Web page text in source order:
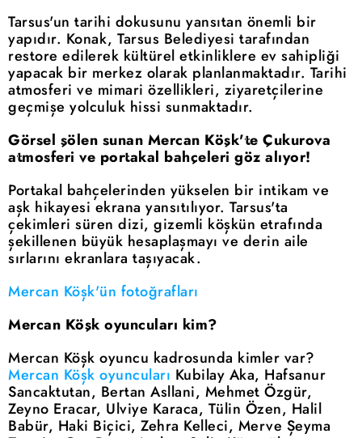
Tarsus'un tarihi dokusunu yansıtan önemli bir
yapıdır. Konak, Tarsus Belediyesi tarafından
restore edilerek kültürel etkinliklere ev sahipliği
yapacak bir merkez olarak planlanmaktadır. Tarihi
atmosferi ve mimari özellikleri, ziyaretçilerine
geçmişe yolculuk hissi sunmaktadır.
Görsel şölen sunan Mercan Köşk'te Çukurova
atmosferi ve portakal bahçeleri göz alıyor!
Portakal bahçelerinden yükselen bir intikam ve
aşk hikayesi ekrana yansıtılıyor. Tarsus'ta
çekimleri süren dizi, gizemli köşkün etrafında
şekillenen büyük hesaplaşmayı ve derin aile
sırlarını ekranlara taşıyacak.
Mercan Köşk'ün fotoğrafları
Mercan Köşk oyuncuları kim?
Mercan Köşk oyuncu kadrosunda kimler var?
Mercan Köşk oyuncuları Kubilay Aka, Hafsanur
Sancaktutan, Bertan Asllani, Mehmet Özgür,
Zeyno Eracar, Ulviye Karaca, Tülin Özen, Halil
Babür, Haki Biçici, Zehra Kelleci, Merve Şeyma